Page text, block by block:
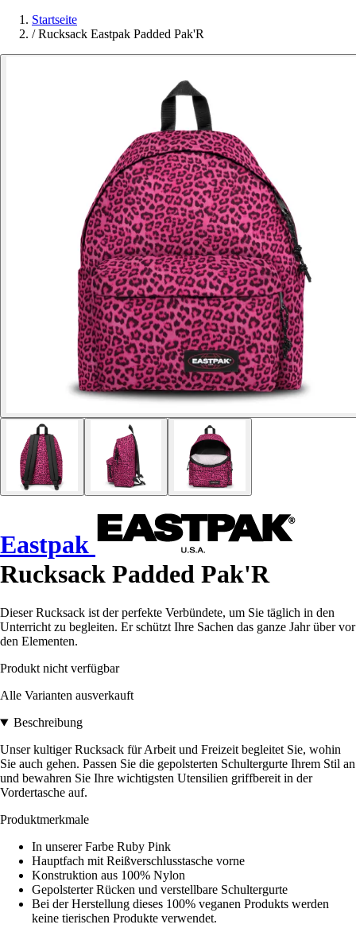
Startseite
/ Rucksack Eastpak Padded Pak'R
Eastpak
Rucksack Padded Pak'R
Dieser Rucksack ist der perfekte Verbündete, um Sie täglich in den
Unterricht zu begleiten. Er schützt Ihre Sachen das ganze Jahr über vor
den Elementen.
Produkt nicht verfügbar
Alle Varianten ausverkauft
Beschreibung
Unser kultiger Rucksack für Arbeit und Freizeit begleitet Sie, wohin
Sie auch gehen. Passen Sie die gepolsterten Schultergurte Ihrem Stil an
und bewahren Sie Ihre wichtigsten Utensilien griffbereit in der
Vordertasche auf.
Produktmerkmale
In unserer Farbe Ruby Pink
Hauptfach mit Reißverschlusstasche vorne
Konstruktion aus 100% Nylon
Gepolsterter Rücken und verstellbare Schultergurte
Bei der Herstellung dieses 100% veganen Produkts werden
keine tierischen Produkte verwendet.